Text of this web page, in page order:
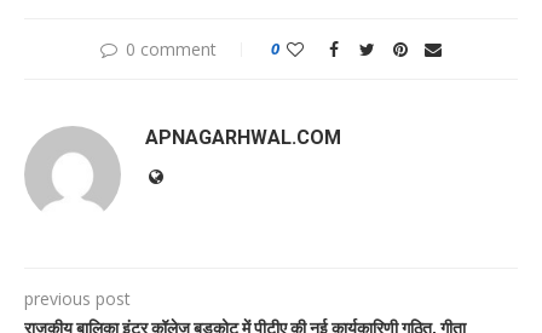
0 comment 0
APNAGARHWAL.COM
previous post
राजकीय बालिका इंटर कॉलेज बड़कोट में पीटीए की नई कार्यकारिणी गठित, गीता